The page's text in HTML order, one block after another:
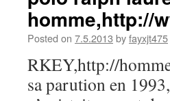
homme,http://
Posted on 7.5.2013 byfayxjt475
RKEY,http://
sa parution en